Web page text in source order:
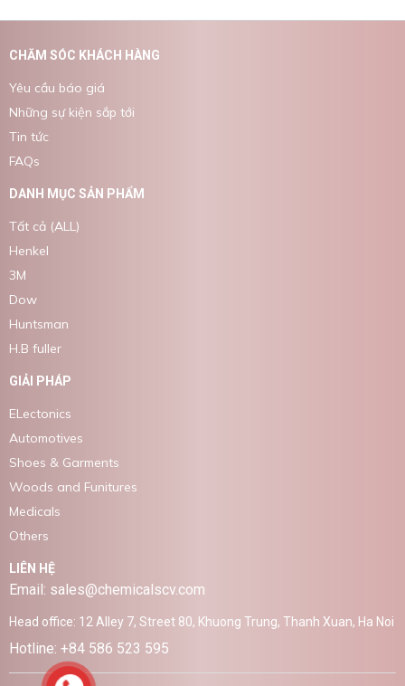
CHĂM SÓC KHÁCH HÀNG
Yêu cầu báo giá
Những sự kiện sắp tới
Tin tức
FAQs
DANH MỤC SẢN PHẨM
Tất cả (ALL)
Henkel
3M
Dow
Huntsman
H.B fuller
GIẢI PHÁP
ELectonics
Automotives
Shoes & Garments
Woods and Funitures
Medicals
Others
LIÊN HỆ
Email: sales@chemicalscv.com
Head office: 12 Alley 7, Street 80, Khuong Trung, Thanh Xuan, Ha Noi
Hotline: +84 586 523 595